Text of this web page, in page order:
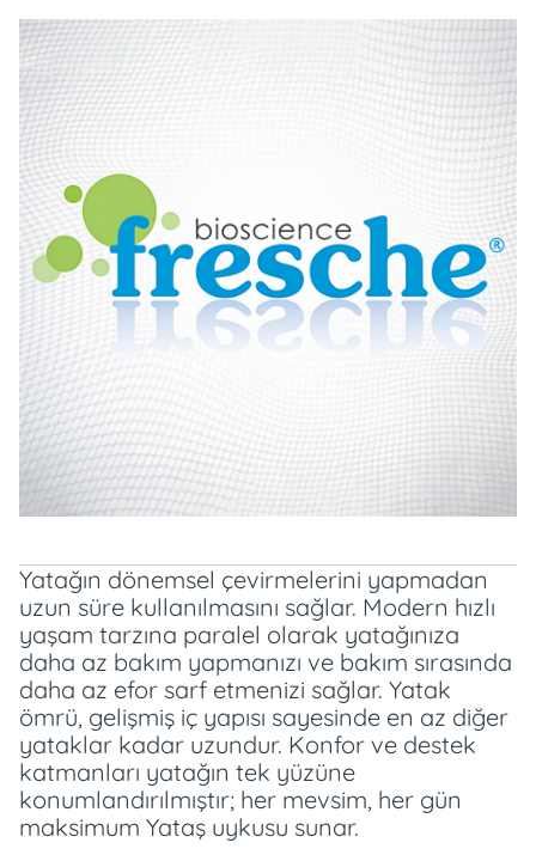
Yatağın dönemsel çevirmelerini yapmadan
uzun süre kullanılmasını sağlar. Modern hızlı
yaşam tarzına paralel olarak yatağınıza
daha az bakım yapmanızı ve bakım sırasında
daha az efor sarf etmenizi sağlar. Yatak
ömrü, gelişmiş iç yapısı sayesinde en az diğer
yataklar kadar uzundur. Konfor ve destek
katmanları yatağın tek yüzüne
konumlandırılmıştır; her mevsim, her gün
maksimum Yataş uykusu sunar.